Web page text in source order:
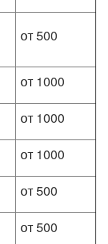
от 500
от 1000
от 1000
от 1000
от 500
от 500